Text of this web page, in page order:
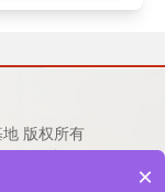
、罗瑞卿、杨
署。
版权所有
×